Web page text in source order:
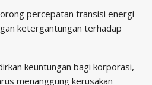
percepatan transisi energi
ketergantungan terhadap
keuntungan bagi korporasi,
menanggung kerusakan